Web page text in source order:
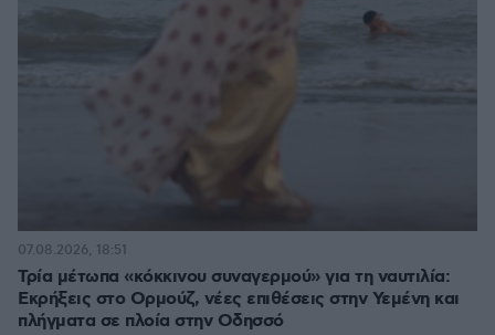
Τρία μέτωπα «κόκκινου συναγερμού» για τη ναυτιλία:
Εκρήξεις στο Ορμούζ, νέες επιθέσεις στην Υεμένη και
πλήγματα σε πλοία στην Οδησσό
07.08.2026, 18:51